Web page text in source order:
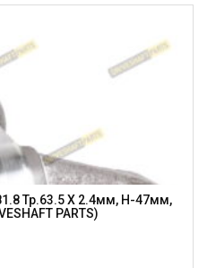
Тр.63.5 X 2.4мм, H-47мм,
PARTS)